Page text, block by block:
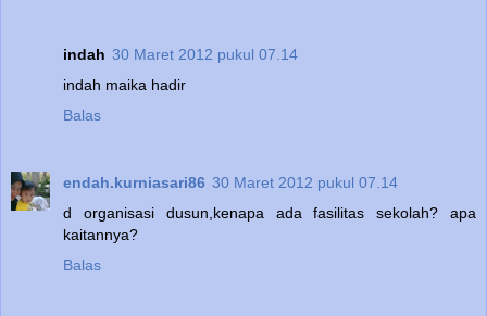
indah 30 Maret 2012 pukul 07.14
indah maika hadir
Balas
endah.kurniasari86 30 Maret 2012 pukul 07.14
d organisasi dusun,kenapa ada fasilitas sekolah? apa
kaitannya?
Balas